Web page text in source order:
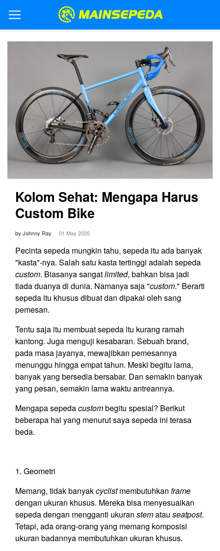
Kolom Sehat: Mengapa Harus
Custom Bike
by Johnny Ray 01 May 2020
Pecinta sepeda mungkin tahu, sepeda itu ada banyak
"kasta"-nya. Salah satu kasta tertinggi adalah sepeda
custom. Biasanya sangatlimited, bahkan bisa jadi
tiada duanya di dunia. Namanya saja "custom." Berarti
sepeda itu khusus dibuat dan dipakai oleh sang
pemesan.
Tentu saja itu membuat sepeda itu kurang ramah
kantong. Juga menguji kesabaran. Sebuah brand,
pada masa jayanya, mewajibkan pemesannya
menunggu hingga empat tahun. Meski begitu lama,
banyak yang bersedia bersabar. Dan semakin banyak
yang pesan, semakin lama waktu antreannya.
Mengapa sepedacustombegitu spesial? Berikut
beberapa hal yang menurut saya sepeda ini terasa
beda.
1. Geometri
Memang, tidak banyakcyclistmembutuhkan frame
dengan ukuran khusus. Mereka bisa menyesuaikan
sepeda dengan mengganti ukuran stematau seatpost.
Tetapi, ada orang-orang yang memang komposisi
ukuran badannya membutuhkan ukuran khusus.